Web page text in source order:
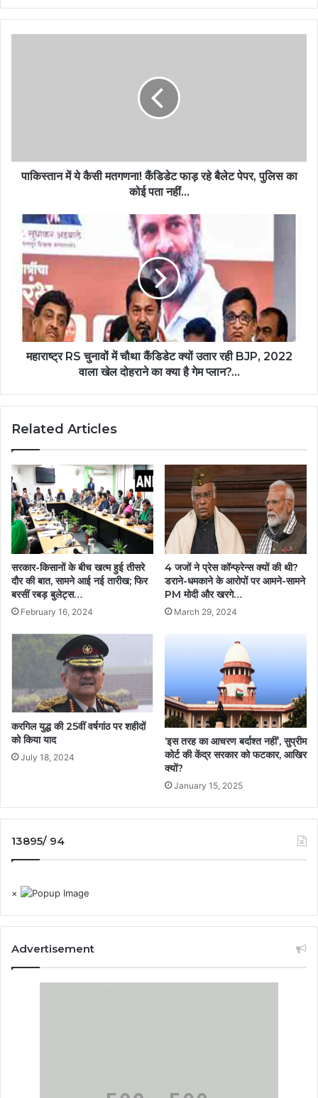
पाकिस्तान में ये कैसी मतगणना! कैंडिडेट फाड़ रहे बैलेट पेपर, पुलिस का
कोई पता नहीं...
महाराष्ट्र RS चुनावों में चौथा कैंडिडेट क्यों उतार रही BJP, 2022
वाला खेल दोहराने का क्या है गेम प्लान?...
Related Articles
सरकार-किसानों के बीच खत्म हुई तीसरे
दौर की बात, सामने आई नई तारीख; फिर
बरसीं रबड़ बुलेट्स…
February 16, 2024
4 जजों ने प्रेस कॉन्फ्रेन्स क्यों की थी?
डराने-धमकाने के आरोपों पर आमने-सामने
PM मोदी और खरगे…
March 29, 2024
करगिल युद्ध की 25वीं वर्षगांठ पर शहीदों
को किया याद
July 18, 2024
‘इस तरह का आचरण बर्दाश्त नहीं’, सुप्रीम
कोर्ट की केंद्र सरकार को फटकार, आखिर
क्यों?
January 15, 2025
13895/ 94
×
Advertisement